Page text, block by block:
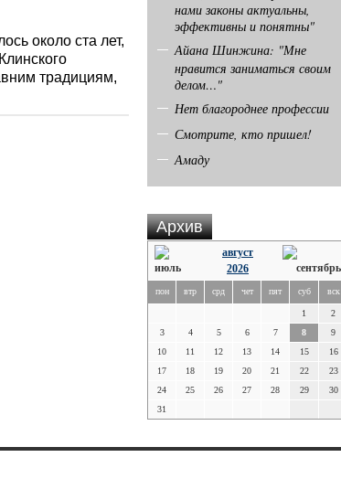
около ста лет,
традициям,
нами законы актуальны,
эффективны и понятны"
Айана Шинжина: "Мне
нравится заниматься своим
делом…"
Нет благороднее профессии
Смотрите, кто пришел!
Амаду
Архив
август
2026
пон втр срд чет пят суб вск
1
2
3
4 5 6 7 8
9
10
11 12 13 14 15
16
17
18 19 20 21 22
23
24
25 26 27 28 29
30
31